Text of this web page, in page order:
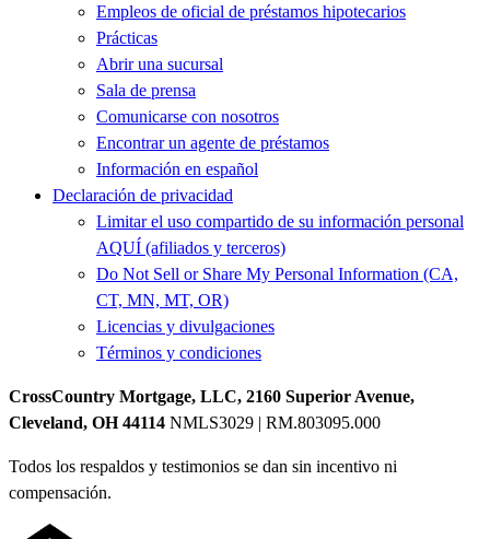
Empleos de oficial de préstamos hipotecarios
Prácticas
Abrir una sucursal
Sala de prensa
Comunicarse con nosotros
Encontrar un agente de préstamos
Información en español
Declaración de privacidad
Limitar el uso compartido de su información personal
AQUÍ (afiliados y terceros)
Do Not Sell or Share My Personal Information (CA,
CT, MN, MT, OR)
Licencias y divulgaciones
Términos y condiciones
CrossCountry Mortgage, LLC, 2160 Superior Avenue,
Cleveland, OH 44114 NMLS3029 | RM.803095.000
Todos los respaldos y testimonios se dan sin incentivo ni
compensación.